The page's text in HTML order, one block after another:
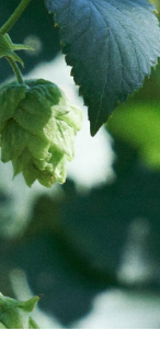
NEWS
ABOUT
TAP